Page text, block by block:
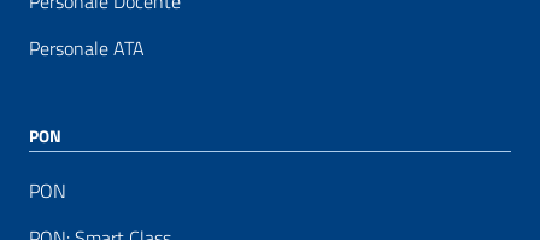
Personale ATA
PON
PON